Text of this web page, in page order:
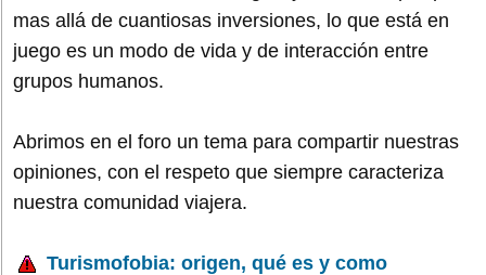
mas allá de cuantiosas inversiones, lo que está en
juego es un modo de vida y de interacción entre
grupos humanos.
Abrimos en el foro un tema para compartir nuestras
opiniones, con el respeto que siempre caracteriza
nuestra comunidad viajera.
Turismofobia: origen, qué es y como